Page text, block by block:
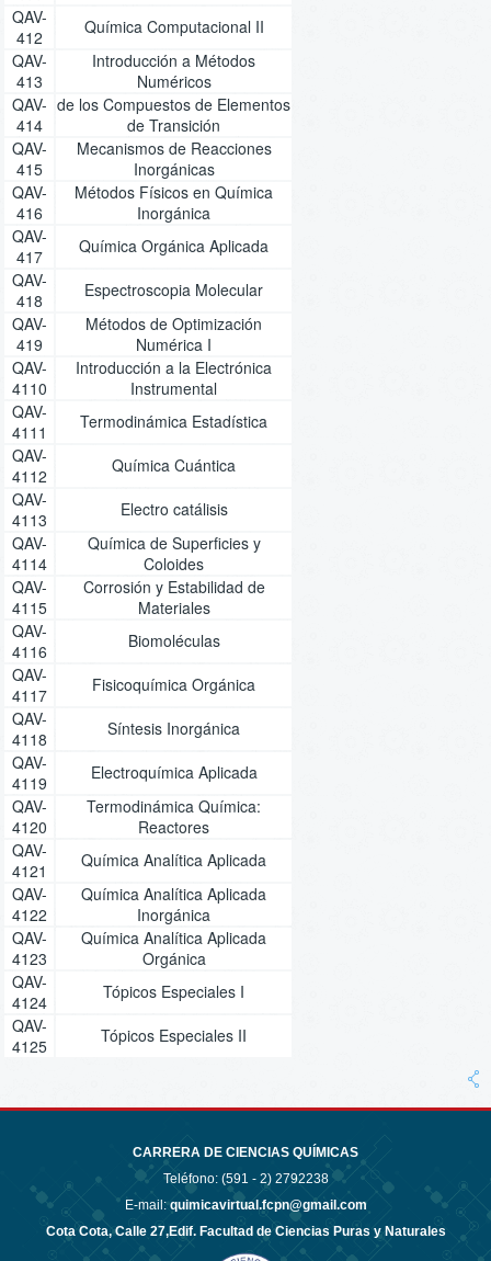
QAV-
412
Química Computacional II
QAV-
413
Introducción a Métodos
Numéricos
QAV-
414
de los Compuestos de Elementos
de Transición
QAV-
415
Mecanismos de Reacciones
Inorgánicas
QAV-
416
Métodos Físicos en Química
Inorgánica
QAV-
417
Química Orgánica Aplicada
QAV-
418
Espectroscopia Molecular
QAV-
419
Métodos de Optimización
Numérica I
QAV-
4110
Introducción a la Electrónica
Instrumental
QAV-
4111
Termodinámica Estadística
QAV-
4112
Química Cuántica
QAV-
4113
Electro catálisis
QAV-
4114
Química de Superficies y
Coloides
QAV-
4115
Corrosión y Estabilidad de
Materiales
QAV-
4116
Biomoléculas
QAV-
4117
Fisicoquímica Orgánica
QAV-
4118
Síntesis Inorgánica
QAV-
4119
Electroquímica Aplicada
QAV-
4120
Termodinámica Química:
Reactores
QAV-
4121
Química Analítica Aplicada
QAV-
4122
Química Analítica Aplicada
Inorgánica
QAV-
4123
Química Analítica Aplicada
Orgánica
QAV-
4124
Tópicos Especiales I
QAV-
4125
Tópicos Especiales II
CARRERA DE CIENCIAS QUÍMICAS
Teléfono: (591 - 2) 2792238
E-mail: quimicavirtual.fcpn@gmail.com
Cota Cota, Calle 27,Edif. Facultad de Ciencias Puras y Naturales